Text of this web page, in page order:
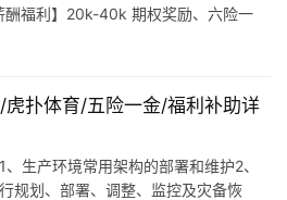
酬福利】20k-40k 期权奖励、六险一
岗位职责： 1、负责小
虎扑体育/五险一金/福利补助详
生产环境常用架构的部署和维护2、
规划、部署、调整、监控及灾备恢